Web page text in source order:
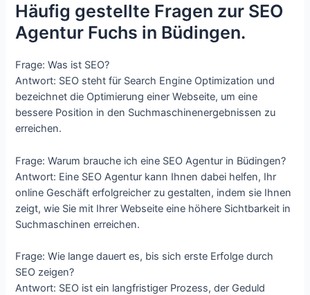
Häufig gestellte Fragen zur SEO
Agentur Fuchs in Büdingen.
Frage: Was ist SEO?
Antwort: SEO steht für Search Engine Optimization und
bezeichnet die Optimierung einer Webseite, um eine
bessere Position in den Suchmaschinenergebnissen zu
erreichen.
Frage: Warum brauche ich eine SEO Agentur in Büdingen?
Antwort: Eine SEO Agentur kann Ihnen dabei helfen, Ihr
online Geschäft erfolgreicher zu gestalten, indem sie Ihnen
zeigt, wie Sie mit Ihrer Webseite eine höhere Sichtbarkeit in
Suchmaschinen erreichen.
Frage: Wie lange dauert es, bis sich erste Erfolge durch
SEO zeigen?
Antwort: SEO ist ein langfristiger Prozess, der Geduld